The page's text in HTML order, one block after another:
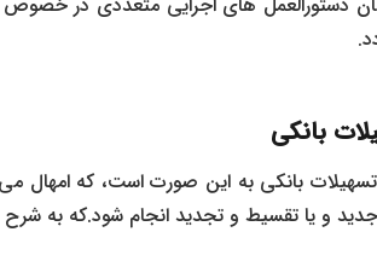
بانکی
بانکی به این صورت است، که امهال می
جدید و یا تقسیط و تجدید انجام شود.که به